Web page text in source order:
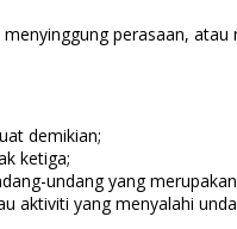
perasaan,
demikian;
ketiga;
undang yang
aktiviti yang menyalahi